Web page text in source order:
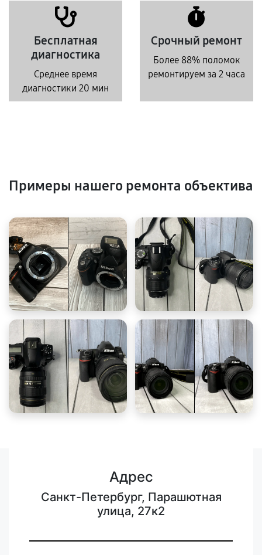
Бесплатная
диагностика
Среднее время
диагностики 20 мин
Срочный ремонт
Более 88% поломок
ремонтируем за 2 часа
Примеры нашего ремонта объектива
Адрес
Санкт-Петербург, Парашютная
улица, 27к2